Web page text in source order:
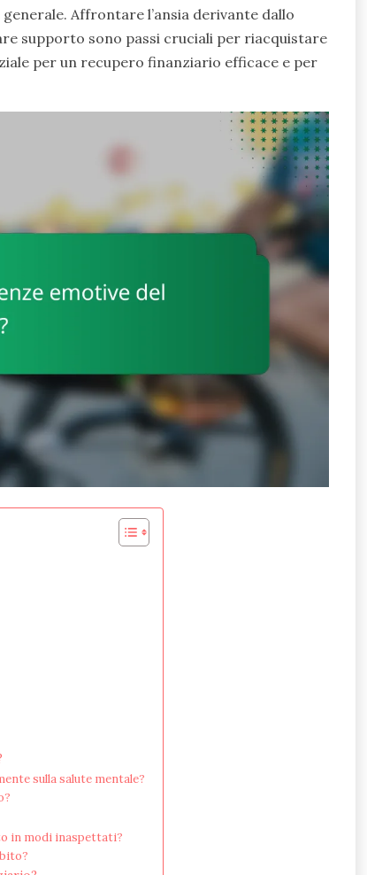
Affrontare l’ansia derivante dallo
supporto sono passi cruciali per riacquistare
per un recupero finanziario efficace e per
sulla salute mentale?
in modi inaspettati?